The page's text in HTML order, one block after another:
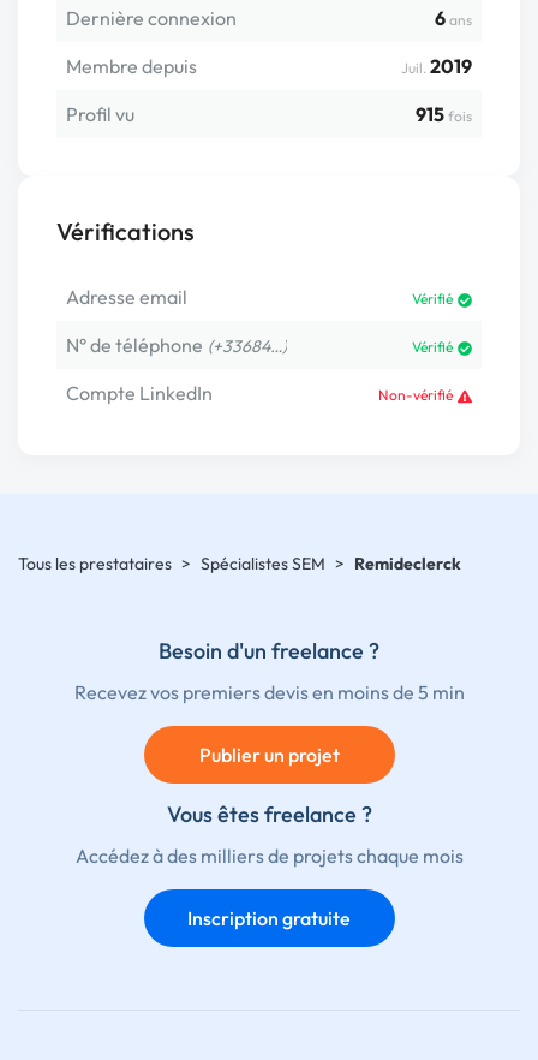
Dernière connexion 6 ans
Membre depuis Juil. 2019
Profil vu
915 fois
Vérifications
Adresse email Vérifié
N° de téléphone (+33684…) Vérifié
Compte LinkedIn Non-vérifié
Tous les prestataires > Spécialistes SEM > Remideclerck
Besoin d'un freelance ?
Recevez vos premiers devis en moins de 5 min
Publier un projet
Vous êtes freelance ?
Accédez à des milliers de projets chaque mois
Inscription gratuite